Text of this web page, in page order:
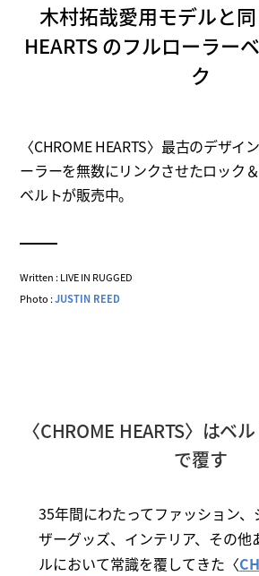
木村拓哉愛用モデルと
HEARTS のフルローラー
ク
〈CHROME HEARTS〉最古のデザイ
ーラーを無数にリンクさせたロック
ベルトが販売中。
Written : LIVE IN RUGGED
Photo :JUSTIN REED
〈CHROME HEARTS〉はベ
で覆す
35年間にわたってファッション、
ザーグッズ、インテリア、その他
ルにおいて常識を覆してきた〈